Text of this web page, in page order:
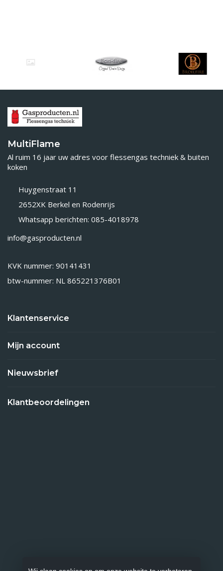
MultiFlame
Al ruim 16 jaar uw adres voor flessengas techniek & buiten
koken
Huygenstraat 11
2652XK Berkel en Rodenrijs
Whatsapp berichten: 085-4018978
info@gasproducten.nl
KVK nummer: 90141431
btw-nummer: NL 865221376B01
Klantenservice
Mijn account
Nieuwsbrief
Klantbeoordelingen